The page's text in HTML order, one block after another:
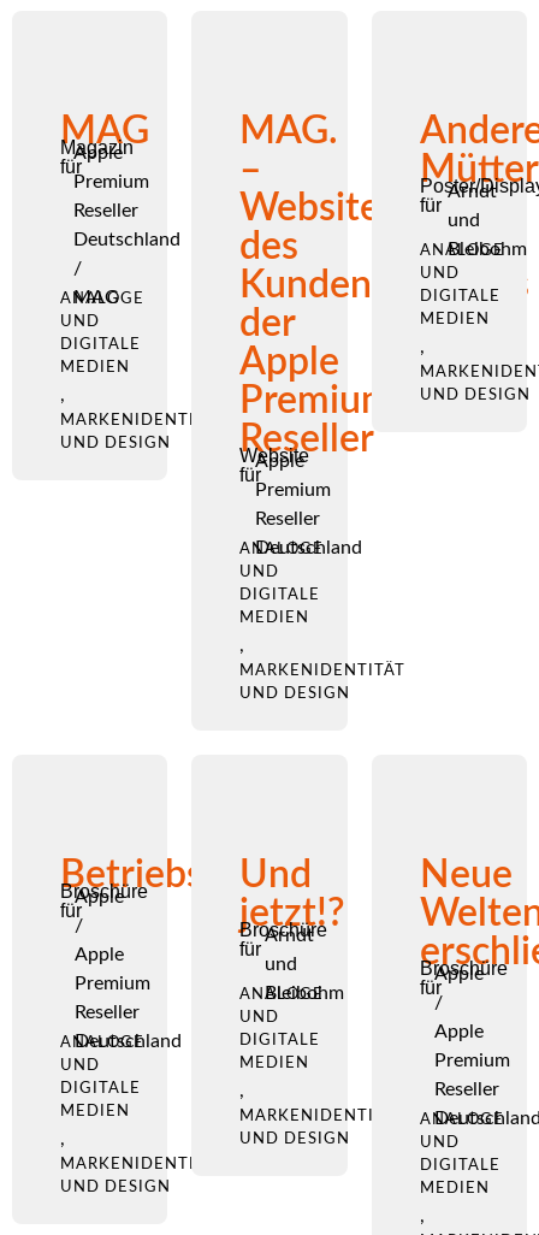
MAG
Magazin
für
Apple
Premium
Reseller
Deutschland
/
MAG
ANALOGE
UND
DIGITALE
MEDIEN
,
MARKENIDENTITÄT
UND DESIGN
MAG.
–
Website
des
Kundenmagazins
der
Apple
Premium
Reseller
Website
für
Apple
Premium
Reseller
Deutschland
ANALOGE
UND
DIGITALE
MEDIEN
,
MARKENIDENTITÄT
UND DESIGN
Poster/
für
Arndt
und
Bleibohm
ANALOGE
UND
DIGITALE
MEDIEN
,
UND DESIGN
Betriebsbereit
Broschüre
für
Apple
/
Apple
Premium
Reseller
Deutschland
ANALOGE
UND
DIGITALE
MEDIEN
,
MARKENIDENTITÄT
UND DESIGN
Und
jetzt!?
Broschüre
für
Arndt
und
Bleibohm
ANALOGE
UND
DIGITALE
MEDIEN
,
MARKENIDENTITÄT
UND DESIGN
Neue
Broschüre
für
Apple
/
Apple
Premium
Reseller
ANALOGE
UND
DIGITALE
MEDIEN
,